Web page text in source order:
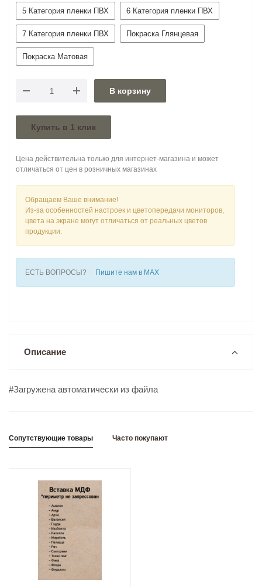
5 Категория пленки ПВХ 6 Категория пленки ПВХ
7 Категория пленки ПВХ Покраска Глянцевая
Покраска Матовая
В корзину
Купить в 1 клик
Цена действительна только для интернет-магазина и может
отличаться от цен в розничных магазинах
Обращаем Ваше внимание!
Из-за особенностей настроек и цветопередачи мониторов,
цвета на экране могут отличаться от реальных цветов
продукции.
ЕСТЬ ВОПРОСЫ? Пишите нам в MAX
Описание
#Загружена автоматически из файла
Сопутствующие товары Часто покупают